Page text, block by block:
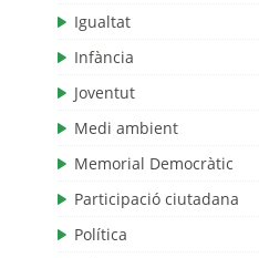
Igualtat
Infància
Joventut
Medi ambient
Memorial Democràtic
Participació ciutadana
Política